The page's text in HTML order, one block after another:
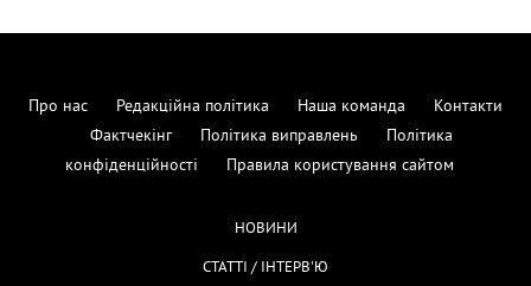
Про нас Редакційна політика Наша команда
Контакти
Фактчекінг
Політика виправлень
Політика
конфіденційності
Правила користування сайтом
НОВИНИ
СТАТТІ / ІНТЕРВ'Ю